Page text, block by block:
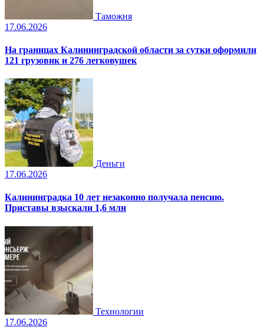
Таможня
17.06.2026
На границах Калининградской области за сутки оформили
121 грузовик и 276 легковушек
Деньги
17.06.2026
Калининградка 10 лет незаконно получала пенсию.
Приставы взыскали 1,6 млн
Технологии
17.06.2026